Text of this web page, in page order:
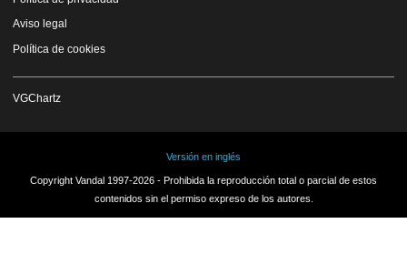
Aviso legal
Política de cookies
VGChartz
Versión en inglés
Copyright Vandal 1997-2026 - Prohibida la reproducción total o parcial de estos
contenidos sin el permiso expreso de los autores.